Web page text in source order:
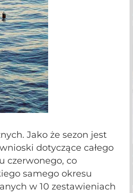
Jako że sezon jest
dotyczące całego
czerwonego, co
samego okresu
w 10 zestawieniach